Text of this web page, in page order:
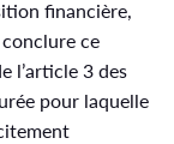
financière,
ce
l’article 3 des
pour laquelle